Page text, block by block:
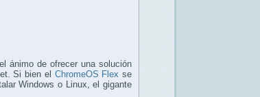
el ánimo de ofrecer una solución
Si bien el ChromeOS Flex se
Windows o Linux, el gigante